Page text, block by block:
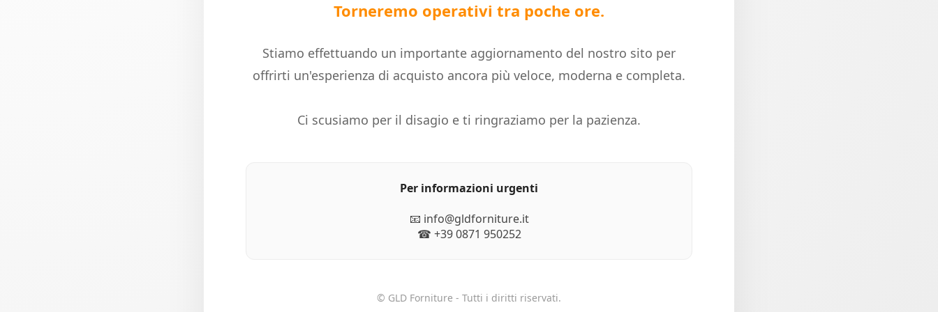
Torneremo operativi tra poche ore.
Stiamo effettuando un importante aggiornamento del nostro sito per
offrirti un'esperienza di acquisto ancora più veloce, moderna e completa.
Ci scusiamo per il disagio e ti ringraziamo per la pazienza.
Per informazioni urgenti
📧 info@gldforniture.it
☎ +39 0871 950252
© GLD Forniture - Tutti i diritti riservati.